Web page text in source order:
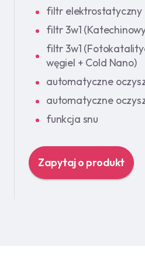
filtr elektrostatyczny
filtr 3w1
filtr 3w1
węgiel + Cold Nano)
automatyczne
automatyczne
funkcja snu
Zapytaj o produkt